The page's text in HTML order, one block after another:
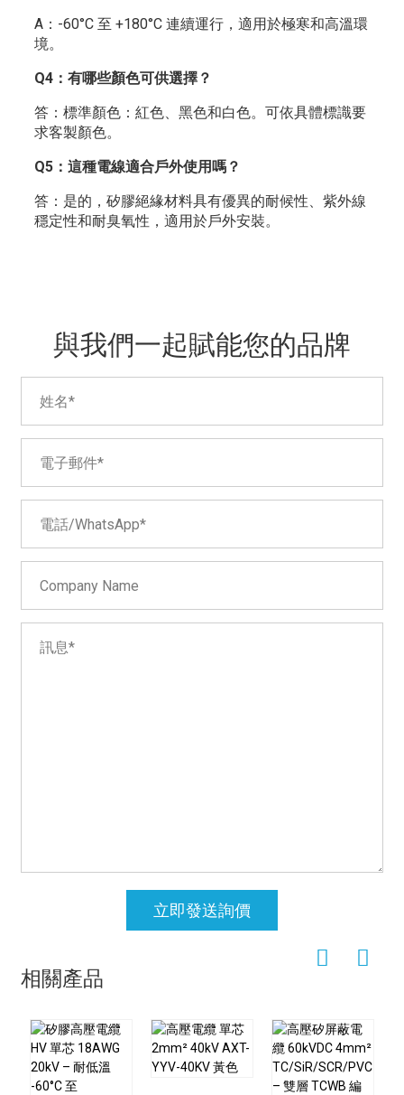
A：-60°C 至 +180°C 連續運行，適用於極寒和高溫環
境。
Q4：有哪些顏色可供選擇？
答：標準顏色：紅色、黑色和白色。可依具體標識要
求客製顏色。
Q5：這種電線適合戶外使用嗎？
答：是的，矽膠絕緣材料具有優異的耐候性、紫外線
穩定性和耐臭氧性，適用於戶外安裝。
與我們一起賦能您的品牌
立即發送詢價
相關產品